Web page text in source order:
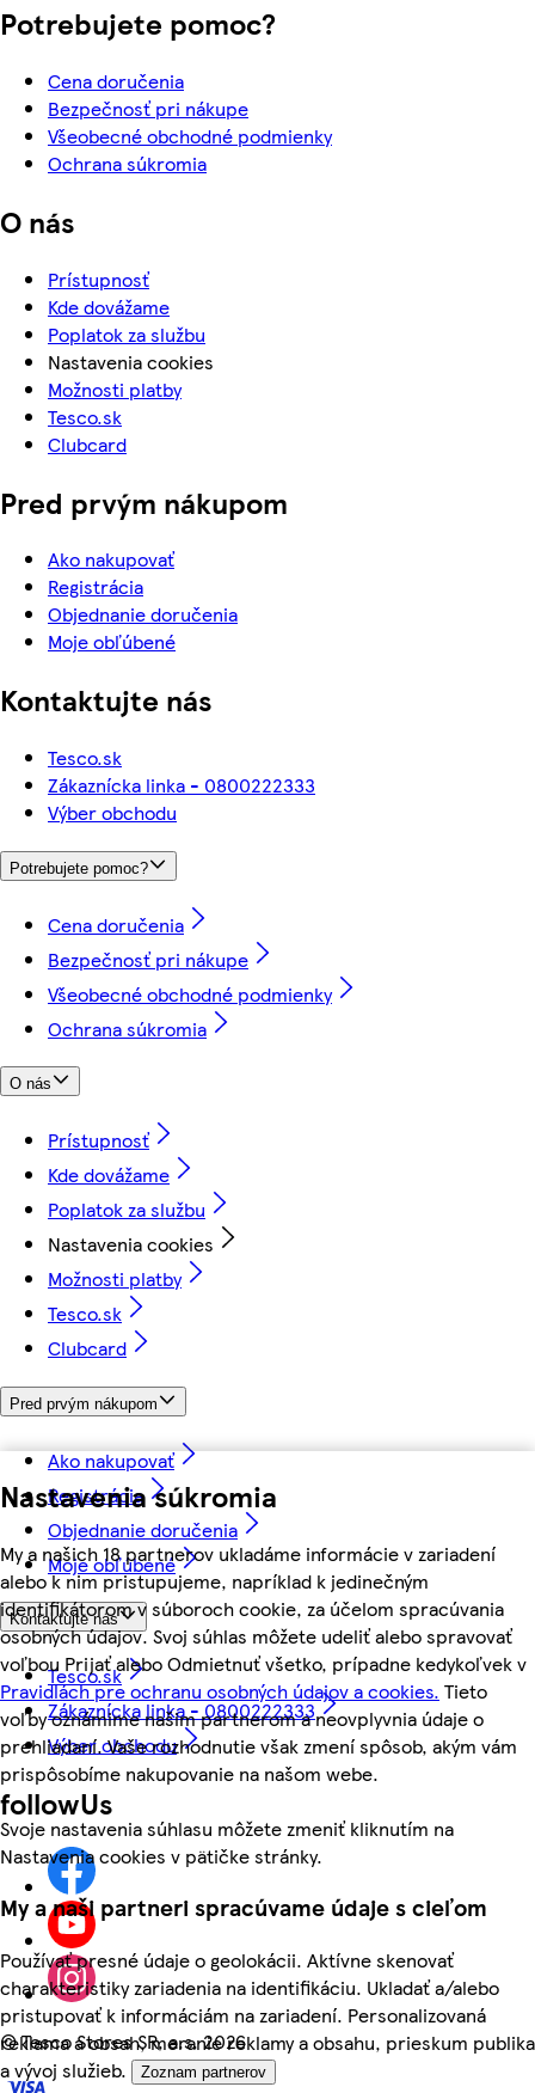
Nastavenia súkromia
My a našich 18 partnerov ukladáme informácie v zariadení
alebo k nim pristupujeme, napríklad k jedinečným
identifikátorom v súboroch cookie, za účelom spracúvania
osobných údajov. Svoj súhlas môžete udeliť alebo spravovať
voľbou Prijať alebo Odmietnuť všetko, prípadne kedykoľvek v
Pravidlách pre ochranu osobných údajov a cookies. Tieto
voľby oznámime našim partnerom a neovplyvnia údaje o
prehliadaní. Vaše rozhodnutie však zmení spôsob, akým vám
prispôsobíme nakupovanie na našom webe.
Svoje nastavenia súhlasu môžete zmeniť kliknutím na
Nastavenia cookies v pätičke stránky.
My a naši partneri spracúvame údaje s cieľom
Používať presné údaje o geolokácii. Aktívne skenovať
charakteristiky zariadenia na identifikáciu. Ukladať a/alebo
pristupovať k informáciám na zariadení. Personalizovaná
reklama a obsah, meranie reklamy a obsahu, prieskum publika
a vývoj služieb.
Zoznam partnerov
Potrebujete pomoc?
Cena doručenia
Bezpečnosť pri nákupe
Všeobecné obchodné podmienky
Ochrana súkromia
O nás
Prístupnosť
Kde dovážame
Poplatok za službu
Nastavenia cookies
Možnosti platby
Tesco.sk
Clubcard
Pred prvým nákupom
Ako nakupovať
Registrácia
Objednanie doručenia
Moje obľúbené
Kontaktujte nás
Tesco.sk
Zákaznícka linka - 0800222333
Výber obchodu
Potrebujete pomoc?
Cena doručenia
Bezpečnosť pri nákupe
Všeobecné obchodné podmienky
Ochrana súkromia
O nás
Prístupnosť
Kde dovážame
Poplatok za službu
Nastavenia cookies
Možnosti platby
Tesco.sk
Clubcard
Pred prvým nákupom
Ako nakupovať
Registrácia
Objednanie doručenia
Moje obľúbené
Kontaktujte nás
Tesco.sk
Zákaznícka linka - 0800222333
Výber obchodu
followUs
©Tesco Stores SR, a.s. 2026